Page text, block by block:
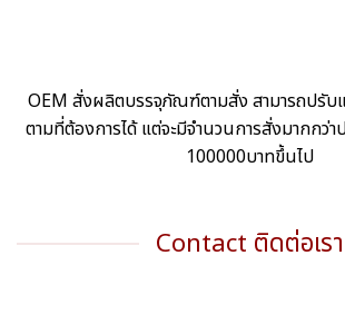
OEM สั่งผลิตบรรจุภัณฑ์ตามสั่ง สามารถปรับ
ตามที่ต้องการได้ แต่จะมีจำนวนการสั่งมากกว่
100000บาทขึ้นไป
Contact ติดต่อเรา